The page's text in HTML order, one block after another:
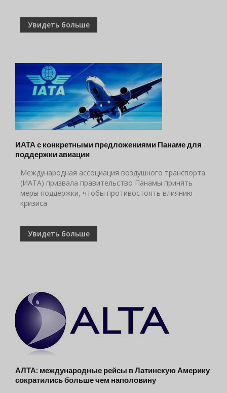
Увидеть больше
ИАТА с конкретными предложениями Панаме для
поддержки авиации
Международная ассоциация воздушного транспорта
(ИАТА) призвала правительство Панамы принять
меры поддержки, чтобы противостоять влиянию
кризиса
Увидеть больше
АЛТА: международные рейсы в Латинскую Америку
сократились больше чем наполовину